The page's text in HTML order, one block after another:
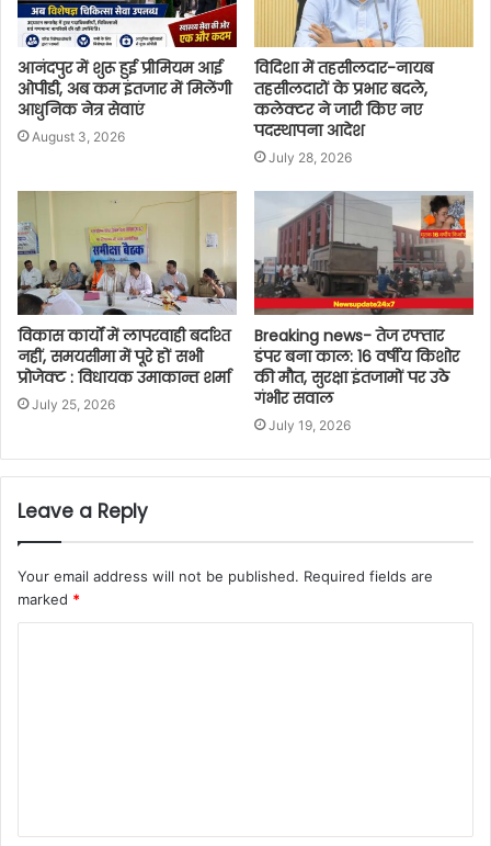
आनंदपुर में शुरू हुई प्रीमियम आई
ओपीडी, अब कम इंतजार में मिलेंगी
आधुनिक नेत्र सेवाएं
August 3, 2026
विदिशा में तहसीलदार-नायब
तहसीलदारों के प्रभार बदले,
कलेक्टर ने जारी किए नए
पदस्थापना आदेश
July 28, 2026
विकास कार्यों में लापरवाही बर्दाश्त
नहीं, समयसीमा में पूरे हों सभी
प्रोजेक्ट : विधायक उमाकान्त शर्मा
July 25, 2026
Breaking news- तेज रफ्तार
डंपर बना काल: 16 वर्षीय किशोर
की मौत, सुरक्षा इंतजामों पर उठे
गंभीर सवाल
July 19, 2026
Leave a Reply
Your email address will not be published. Required fields are
marked *
t